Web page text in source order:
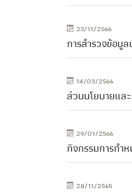
23/11/2566
การสํารวจข้อมู
14/03/2566
ส่วนนโยบายแล
29/01/2566
กิจกรรมการกํ
28/11/2565